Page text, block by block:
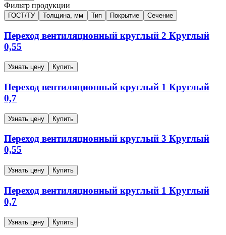
Фильтр продукции
ГОСТ/ТУ Толщина, мм Тип Покрытие Сечение
Переход вентиляционный круглый 2 Круглый
0,55
Узнать цену Купить
Переход вентиляционный круглый 1 Круглый
0,7
Узнать цену Купить
Переход вентиляционный круглый 3 Круглый
0,55
Узнать цену Купить
Переход вентиляционный круглый 1 Круглый
0,7
Узнать цену Купить